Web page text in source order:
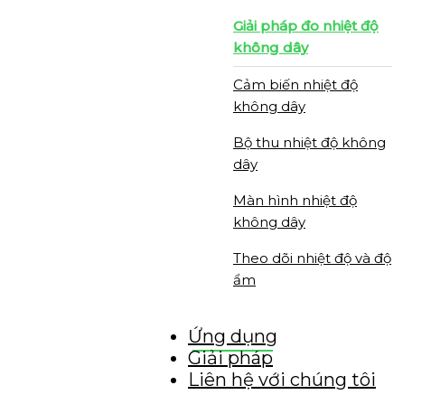
Giải pháp đo nhiệt độ
không dây
Cảm biến nhiệt độ
không dây
Bộ thu nhiệt độ không
dây
Màn hình nhiệt độ
không dây
Theo dõi nhiệt độ và độ
ẩm
Ứng dụng
Giải pháp
Liên hệ với chúng tôi